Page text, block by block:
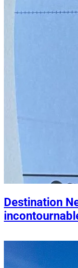
Destination